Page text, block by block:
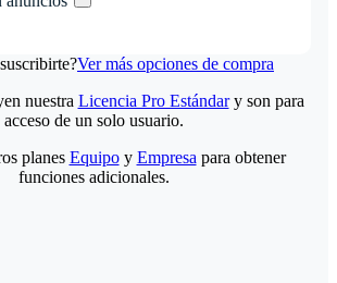
Ver más opciones de compra
nuestra Licencia Pro Estándary son para
acceso de un solo usuario.
planes Equipoy Empresa para obtener
funciones adicionales.